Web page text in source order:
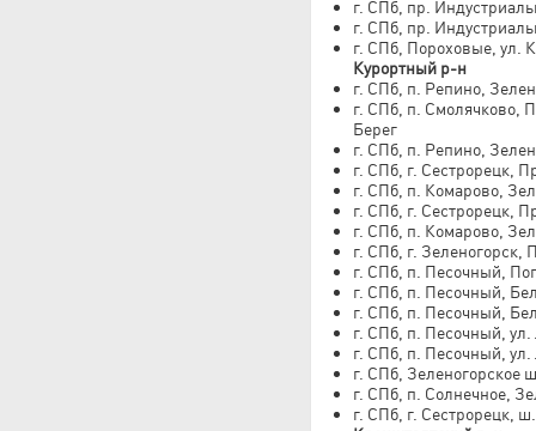
г. СПб, пр.
г. СПб, пр.
г. СПб, Пороховые, ул.
Курортный р-н
г. СПб, п. Репино,
г. СПб, п. Смолячково,
Берег
г. СПб, п. Репино,
г. СПб, г. Сестрорецк,
г. СПб, п. Комарово,
г. СПб, г. Сестрорецк,
г. СПб, п. Комарово,
г. СПб, г. Зеленогорск,
г. СПб, п. Песочный,
г. СПб, п. Песочный,
г. СПб, п. Песочный,
г. СПб, п. Песочный, ул.
г. СПб, п. Песочный, ул.
г. СПб, Зеленогорское
г. СПб, п. Солнечное,
г. СПб, г. Сестрорецк,